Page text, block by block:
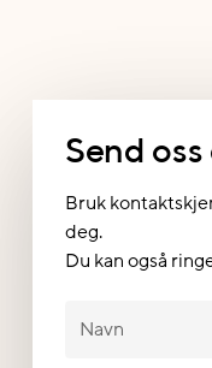
Send
Bruk
deg.
Du kan også